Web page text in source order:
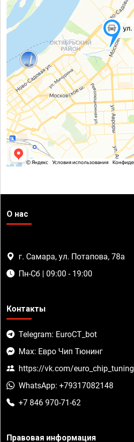
О нас
г. Самара, ул. Потапова, 78а
Пн-Сб | 09:00 - 19:00
Контакты
Telegram: EuroCT_bot
Max: Евро Чип Тюнинг
https://vk.com/euro_chip_tuning
WhatsApp: +79317082148
+7 846 970-71-62
Правовая информация